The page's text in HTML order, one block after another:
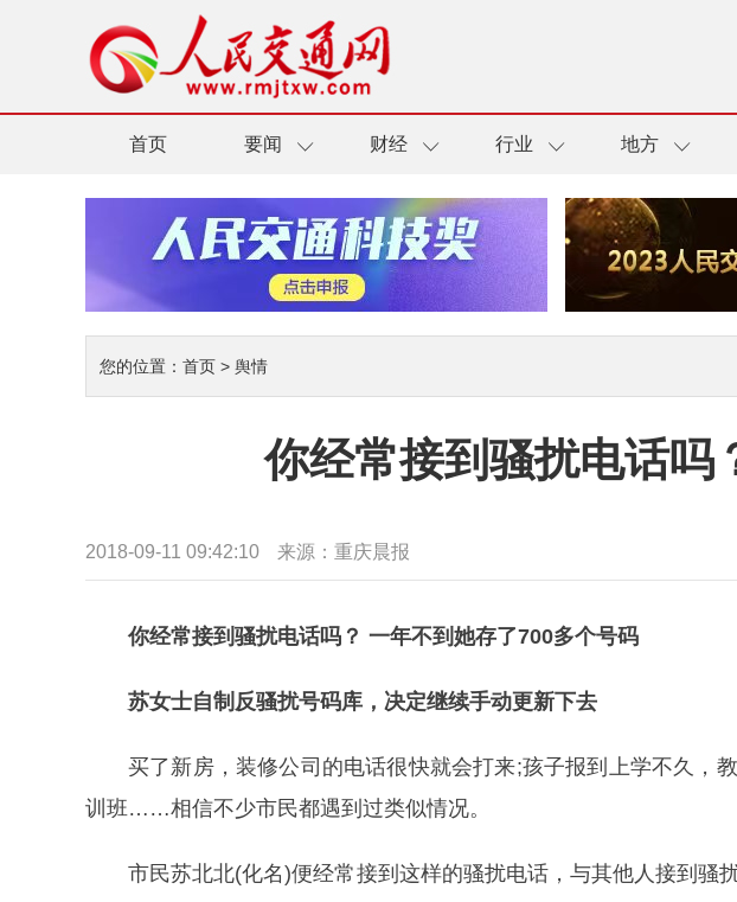
首页 要闻 财经 行业 地方
您的位置： 首页 > 舆情
你经常接到骚扰电话吗
2018-09-11 09:42:10 来源：重庆晨报
你经常接到骚扰电话吗？ 一年不到她存了700多个号码
苏女士自制反骚扰号码库，决定继续手动更新下去
买了新房，装修公司的电话很快就会打来;孩子报到上学不久，
训班……相信不少市民都遇到过类似情况。
市民苏北北(化名)便经常接到这样的骚扰电话，与其他人接到骚